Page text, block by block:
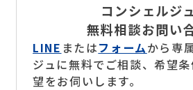
コンシェルジ
無料相談お問い
LINE またはフォームから専
ジュに無料でご相談、希望
望をお伺いします。